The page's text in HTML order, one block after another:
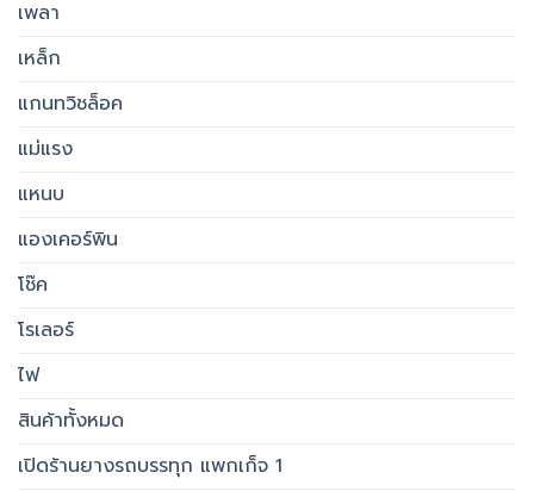
เพลา
เหล็ก
แกนทวิชล็อค
แม่แรง
แหนบ
แองเคอร์พิน
โช๊ค
โรเลอร์
ไฟ
สินค้าทั้งหมด
เปิดร้านยางรถบรรทุก แพกเก็จ 1